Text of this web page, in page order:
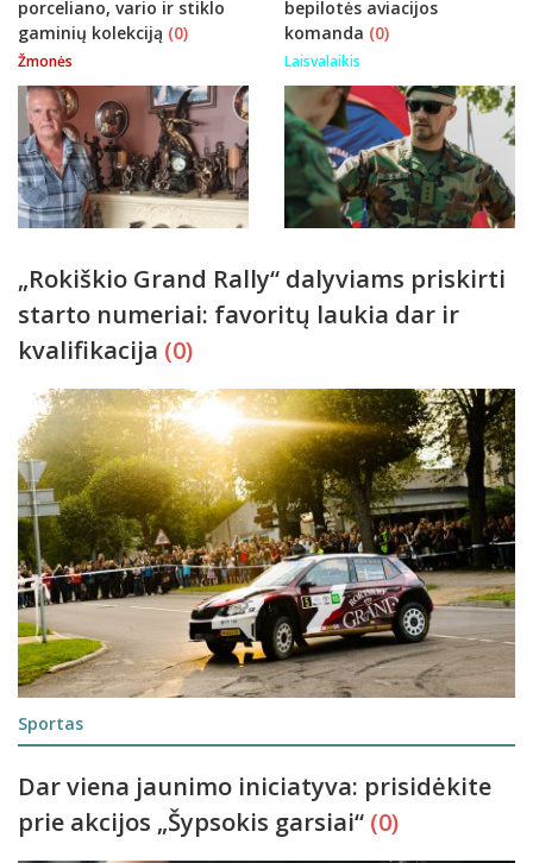
porceliano, vario ir stiklo
gaminių kolekciją (0)
Žmonės
bepilotės aviacijos
komanda (0)
Laisvalaikis
„Rokiškio Grand Rally“ dalyviams priskirti
starto numeriai: favoritų laukia dar ir
kvalifikacija (0)
Sportas
Dar viena jaunimo iniciatyva: prisidėkite
prie akcijos „Šypsokis garsiai“ (0)